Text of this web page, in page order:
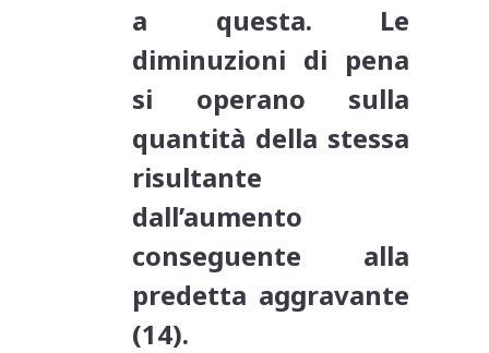
a questa. Le
diminuzioni di pena
si operano sulla
quantità della stessa
risultante
dall’aumento
conseguente alla
predetta aggravante
(14).